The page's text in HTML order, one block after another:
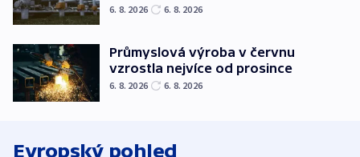
6. 8. 2026 6. 8. 2026
Průmyslová výroba v červnu
vzrostla nejvíce od prosince
6. 8. 2026 6. 8. 2026
Evropský pohled